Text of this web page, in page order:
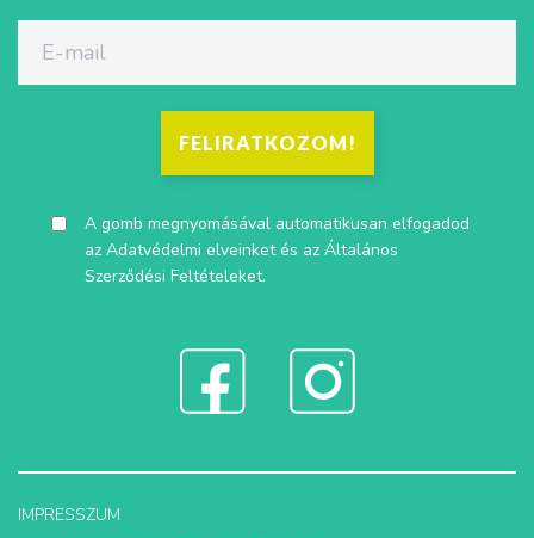
FELIRATKOZOM!
A gomb megnyomásával automatikusan elfogadod
az Adatvédelmi elveinketés az Általános
Szerződési Feltételeket.
IMPRESSZUM